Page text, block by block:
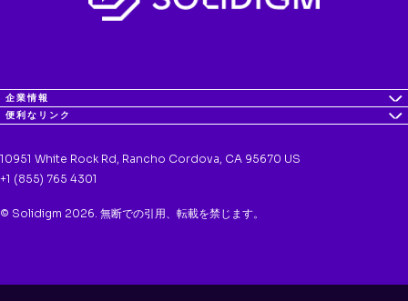
企業情報
便利なリンク
10951 White Rock Rd, Rancho Cordova, CA 95670 US
+1 (855) 765 4301
© Solidigm 2026. 無断での引用、転載を禁じます。